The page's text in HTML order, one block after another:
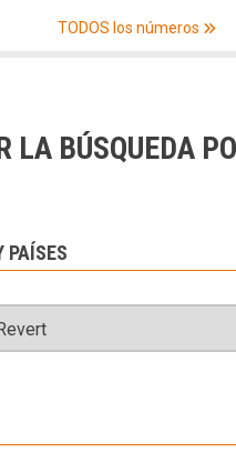
TODOS los números
LA BÚSQUEDA
PAÍSES